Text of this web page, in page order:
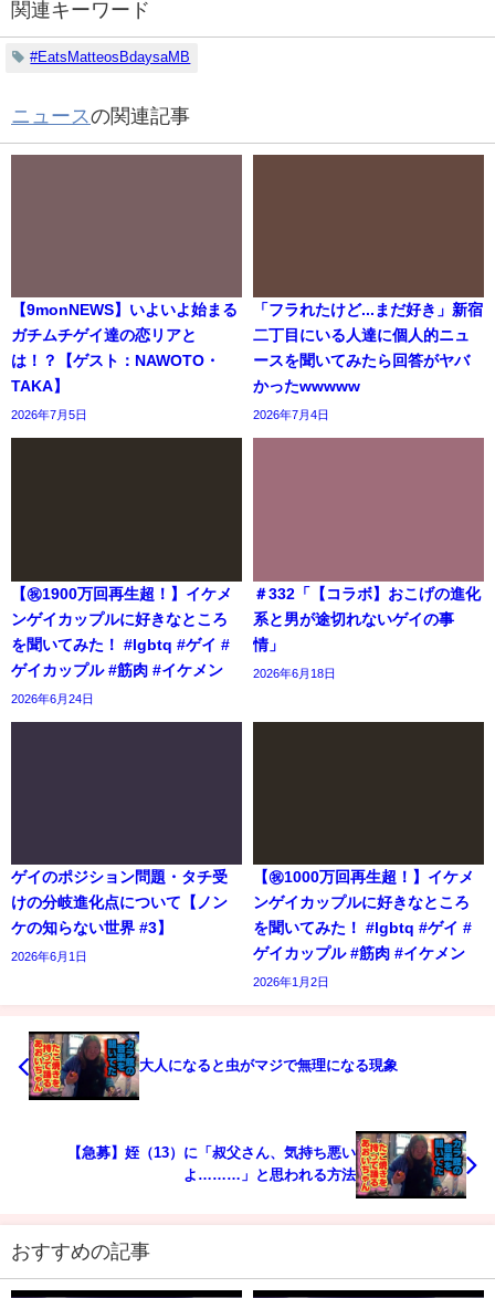
関連キーワード
#EatsMatteosBdaysaMB
ニュースの関連記事
【9monNEWS】いよいよ始まる
ガチムチゲイ達の恋リアと
は！？【ゲスト：NAWOTO・
TAKA】
2026年7月5日
「フラれたけど...まだ好き」新宿
二丁目にいる人達に個人的ニュ
ースを聞いてみたら回答がヤバ
かったwwwww
2026年7月4日
【㊗️1900万回再生超！】イケメ
ンゲイカップルに好きなところ
を聞いてみた！ #lgbtq #ゲイ #
ゲイカップル #筋肉 #イケメン
2026年6月24日
＃332「【コラボ】おこげの進化
系と男が途切れないゲイの事
情」
2026年6月18日
ゲイのポジション問題・タチ受
けの分岐進化点について【ノン
ケの知らない世界 #3】
2026年6月1日
【㊗️1000万回再生超！】イケメ
ンゲイカップルに好きなところ
を聞いてみた！ #lgbtq #ゲイ #
ゲイカップル #筋肉 #イケメン
2026年1月2日
大人になると虫がマジで無理になる現象
【急募】姪（13）に「叔父さん、気持ち悪い
よ………」と思われる方法
おすすめの記事